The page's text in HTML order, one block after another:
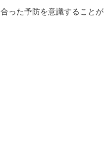
った予防を意識することが